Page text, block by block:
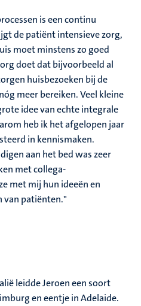
is een continu
de patiënt intensieve zorg,
moet minstens zo goed
doet dat bijvoorbeeld al
huisbezoeken bij de
meer bereiken. Veel kleine
idee van echte integrale
heb ik het afgelopen jaar
in kennismaken.
aan het bed was zeer
met collega-
met mij hun ideeën en
van patiënten."
leidde Jeroen een soort
en eentje in Adelaide.